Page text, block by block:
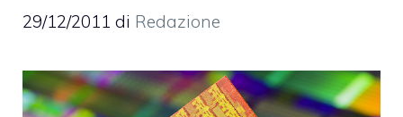
29/12/2011 di Redazione